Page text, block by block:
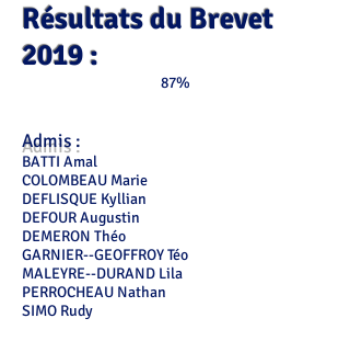
Résultats du Brevet
2019 :
87%
Admis :
BATTI Amal
COLOMBEAU Marie
DEFLISQUE Kyllian
DEFOUR Augustin
DEMERON Théo
GARNIER--GEOFFROY Téo
MALEYRE--DURAND Lila
PERROCHEAU Nathan
SIMO Rudy